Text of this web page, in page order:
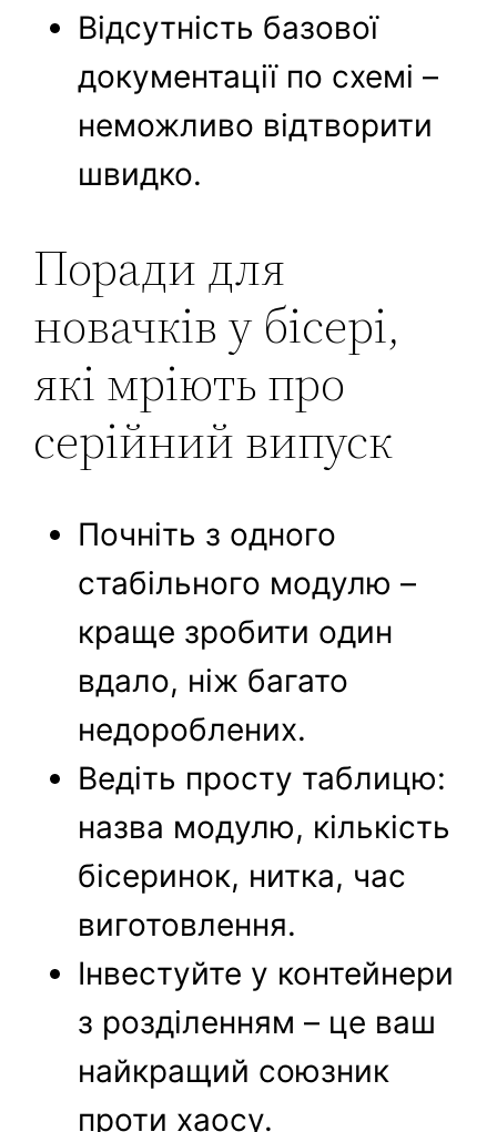
Відсутність базової
документації по схемі –
неможливо відтворити
швидко.
Поради для
новачків у бісері,
які мріють про
серійний випуск
Почніть з одного
стабільного модулю –
краще зробити один
вдало, ніж багато
недороблених.
Ведіть просту таблицю:
назва модулю, кількість
бісеринок, нитка, час
виготовлення.
Інвестуйте у контейнери
з розділенням – це ваш
найкращий союзник
проти хаосу.